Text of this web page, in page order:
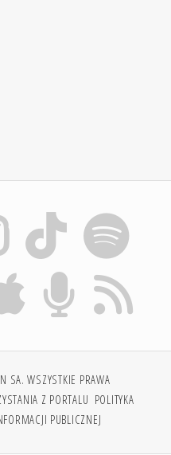
SA. WSZYSTKIE PRAWA
Z PORTALU POLITYKA
PUBLICZNEJ